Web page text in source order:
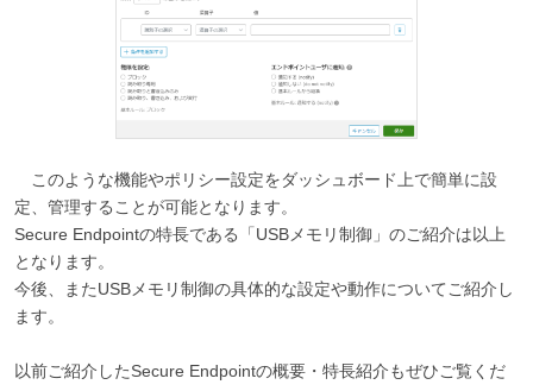
このような機能やポリシー設定をダッシュボード上で簡単に設
定、管理することが可能となります。
Secure Endpointの特長である「USBメモリ制御」のご紹介は以上
となります。
今後、またUSBメモリ制御の具体的な設定や動作についてご紹介し
ます。
以前ご紹介したSecure Endpointの概要・特長紹介もぜひご覧くだ